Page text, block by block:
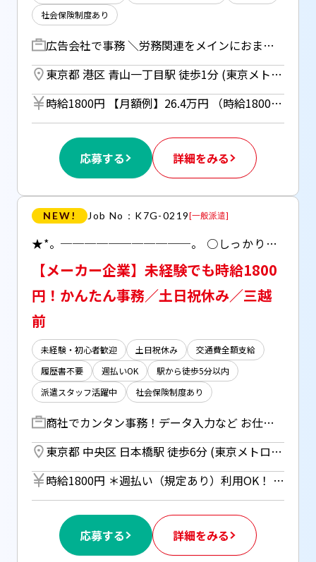
社会保険制度あり
広告会社で事務 ＼労務関連をメインにおまかせ！／ ▼各種発注、手配 ▼入退社関連など人事データ入力、修正 ▼給与計算サポート ▼請求書処理 ▼電話、メール対応 ▼郵便物管理 ▼その他庶務
東京都 港区 青山一丁目駅 徒歩1分 (東京メトロ銀座線、半蔵門線、都営大江戸線) ／ 乃木坂駅 徒歩8分 (東京メトロ千代田線) ／ 信濃町駅 徒歩13分 (JR中央線)
時給1800円 【月額例】26.4万円 （時給1800円×7h×21日勤務の場合） ＊週払い（規定あり）利用OK！ 但し、週払い制度は初回2ヵ月間のみ、 3ヵ月目以降は月払い制になります。 利用についてはご本人様からお仕事紹介時に申請があった場合のみとなります。
応募する 詳細をみる
NEW! Job No：K7G-0219[一般派遣]
★*。───────────。 ○しっかり稼げる事務！ ○難しいPCスキルは不要！ ○20代～30代多数活躍中！ ○OJTあり！ ★*。───────────。
【メーカー企業】未経験でも時給1800
円！かんたん事務／土日祝休み／三越
前
未経験・初心者歓迎 土日祝休み
交通費全額支給
履歴書不要
週払いOK
駅から徒歩5分以内
派遣スタッフ活躍中
社会保険制度あり
商社でカンタン事務！データ入力など お仕事例・・ ▼受発注業務（FAX、メール、紙） ▼社内システムへの入力 ▼在庫確認、管理（倉庫在庫品の購買業務も含む） ・出荷管理 ▼納期調整 ▼報告書作成 ▼電話対応（1人当たり約10件/日） ▼メール対応 ＊同業務者あり！ ＊Excelは関数を組んだりなどはありません！
東京都 中央区 日本橋駅 徒歩6分 (東京メトロ東西線・銀座線、都営浅草線) ／ 三越前駅 徒歩5分 (東京メトロ銀座線・半蔵門線) ／ 人形町駅 徒歩6分 (東京メトロ日比谷線、都営浅草線)
時給1800円 ＊週払い（規定あり）利用OK！ 但し、週払い制度は初回2ヵ月間のみ、 3ヵ月目以降は月払い制になります。 利用についてはご本人様からお仕事紹介時に申請があった場合のみとなります。
応募する 詳細をみる